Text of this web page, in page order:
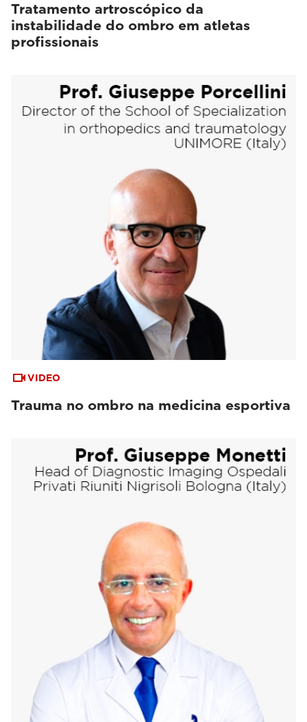
Tratamento artroscópico da
instabilidade do ombro em atletas
profissionais
VIDEO
Trauma no ombro na medicina esportiva